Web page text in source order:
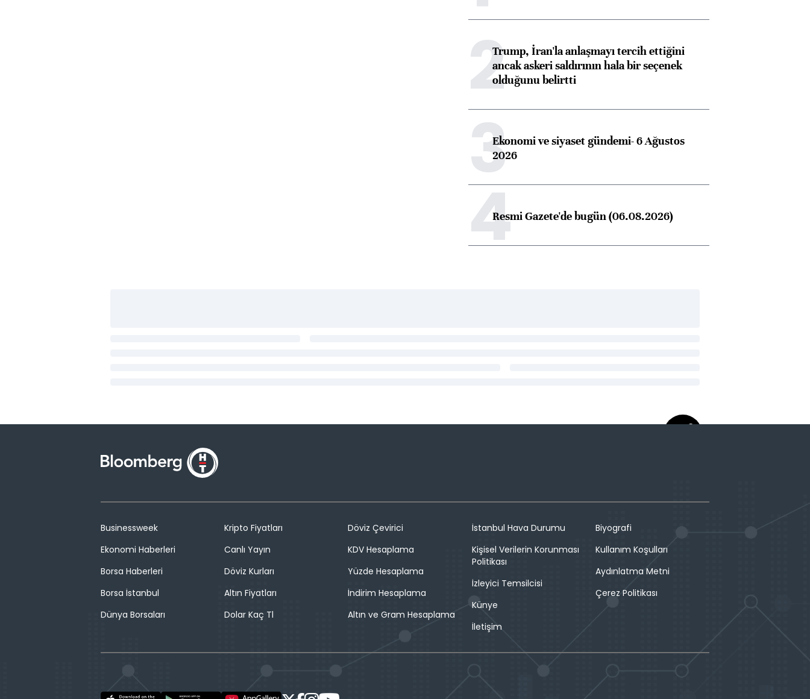
2Trump, İran'la anlaşmayı tercih ettiğini
ancak askeri saldırının hala bir seçenek
olduğunu belirtti
3Ekonomi ve siyaset gündemi- 6 Ağustos
2026
4Resmi Gazete'de bugün (06.08.2026)
Businessweek
Ekonomi Haberleri
Borsa Haberleri
Borsa İstanbul
Dünya Borsaları
Kripto Fiyatları
Canlı Yayın
Döviz Kurları
Altın Fiyatları
Dolar Kaç Tl
Döviz Çevirici
KDV Hesaplama
Yüzde Hesaplama
İndirim Hesaplama
Altın ve Gram Hesaplama
İstanbul Hava Durumu
Kişisel Verilerin Korunması
Politikası
İzleyici Temsilcisi
Künye
İletişim
Biyografi
Kullanım Koşulları
Aydınlatma Metni
Çerez Politikası